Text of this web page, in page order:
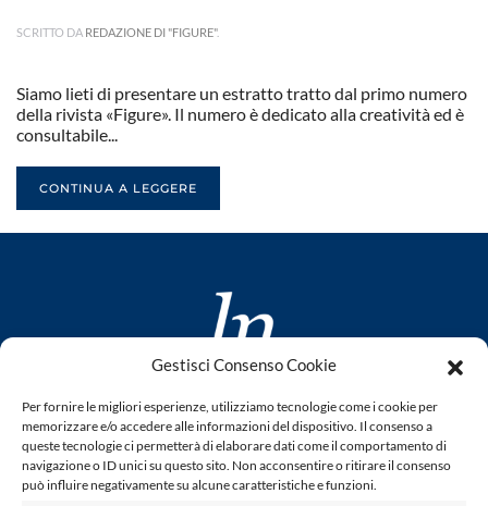
Gestisci Consenso Cookie
Per fornire le migliori esperienze, utilizziamo tecnologie come i cookie per
memorizzare e/o accedere alle informazioni del dispositivo. Il consenso a
queste tecnologie ci permetterà di elaborare dati come il comportamento di
navigazione o ID unici su questo sito. Non acconsentire o ritirare il consenso
può influire negativamente su alcune caratteristiche e funzioni.
SCRITTO DA REDAZIONE DI "FIGURE".
Siamo lieti di presentare un estratto tratto dal primo numero
della rivista «Figure». Il numero è dedicato alla creatività ed è
consultabile...
CONTINUA A LEGGERE
www.laletteraturaenoi.it
fondato da Romano Luperini
Questo blog non rappresenta una testata giornalistica in
quanto viene aggiornato senza alcuna periodicità. Non può